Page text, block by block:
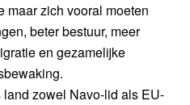
maar zich vooral moeten
beter bestuur, meer
en gezamelijke
zowel Navo-lid als EU-